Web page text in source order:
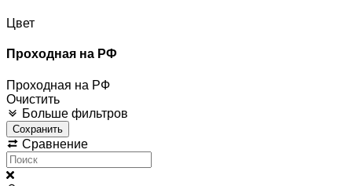
Цвет
Проходная на РФ
Проходная на РФ
Очистить
Больше фильтров
Сохранить
Сравнение